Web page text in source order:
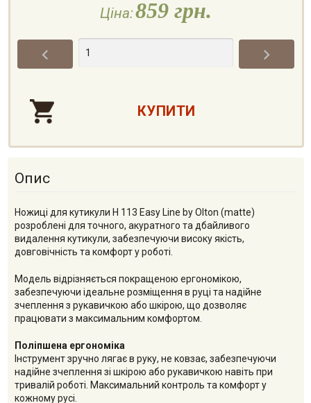
Ціна:859 грн.
 
Опис
Ножиці для кутикули H 113 Easy Line by Olton (matte)
розроблені для точного, акуратного та дбайливого
видалення кутикули, забезпечуючи високу якість,
довговічність та комфорт у роботі.
Модель відрізняється покращеною ергономікою,
забезпечуючи ідеальне розміщення в руці та надійне
зчеплення з рукавичкою або шкірою, що дозволяє
працювати з максимальним комфортом.
Поліпшена ергономіка
Інструмент зручно лягає в руку, не ковзає, забезпечуючи
надійне зчеплення зі шкірою або рукавичкою навіть при
тривалій роботі. Максимальний контроль та комфорт у
кожному русі.